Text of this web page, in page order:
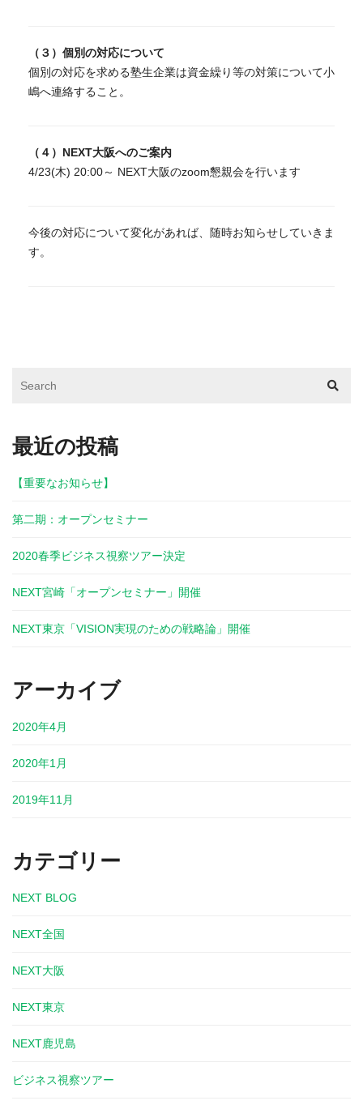
（３）個別の対応について
個別の対応を求める塾生企業は資金繰り等の対策について小
嶋へ連絡すること。
（４）NEXT大阪へのご案内
4/23(木) 20:00～ NEXT大阪のzoom懇親会を行います
今後の対応について変化があれば、随時お知らせしていきま
す。
最近の投稿
【重要なお知らせ】
第二期：オープンセミナー
2020春季ビジネス視察ツアー決定
NEXT宮崎「オープンセミナー」開催
NEXT東京「VISION実現のための戦略論」開催
アーカイブ
2020年4月
2020年1月
2019年11月
カテゴリー
NEXT BLOG
NEXT全国
NEXT大阪
NEXT東京
NEXT鹿児島
ビジネス視察ツアー